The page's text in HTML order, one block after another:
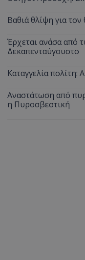
Βαθιά θλίψη για
Έρχεται ανάσα από
Δεκαπενταύγουστο
Καταγγελία
Αναστάτωση από
η Πυροσβεστική